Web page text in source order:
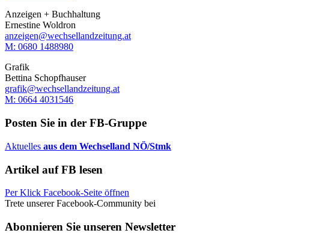
Anzeigen + Buchhaltung
Ernestine Woldron
anzeigen@wechsellandzeitung.at
M: ‭0680 1488980‬
Grafik
Bettina Schopfhauser
grafik@wechsellandzeitung.at
M: 0664 4031546
Posten Sie in der FB-Gruppe
Aktuelles aus dem Wechselland NÖ/Stmk
Artikel auf FB lesen
Per Klick Facebook-Seite öffnen
Trete unserer Facebook-Community bei
Abonnieren Sie unseren Newsletter